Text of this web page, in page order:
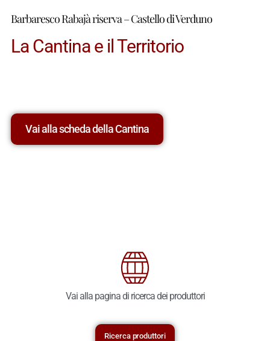
Barbaresco Rabajà riserva – Castello di Verduno
La Cantina e il Territorio
Vai alla scheda della Cantina
Vai alla pagina di ricerca dei produttori
Ricerca produttori